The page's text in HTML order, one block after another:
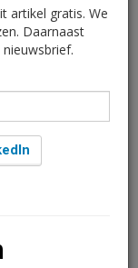
van haar
5 in
artikel gratis. We
Daarnaast